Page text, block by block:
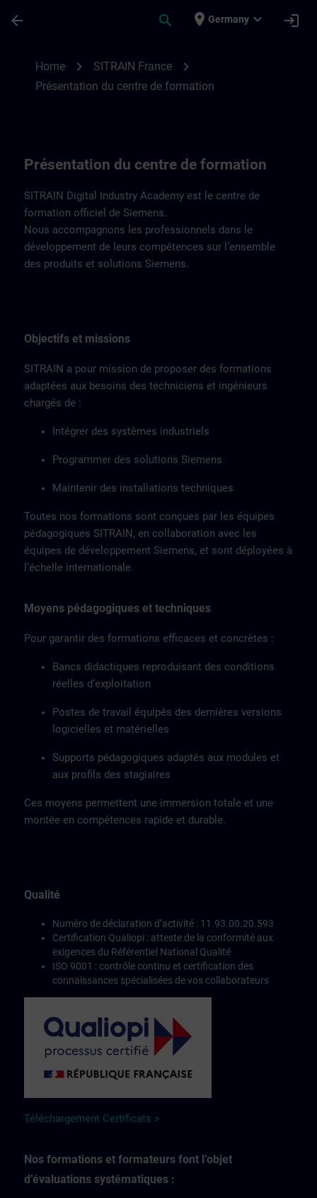
arrow_back search place Germany expand_more login
Home chevron_right SITRAIN France chevron_right
Présentation du centre de formation
Présentation du centre de formation
SITRAIN Digital Industry Academy est le centre de
formation officiel de Siemens.
Nous accompagnons les professionnels dans le
développement de leurs compétences sur l’ensemble
des produits et solutions Siemens.
Objectifs et missions
SITRAIN a pour mission de proposer des formations
adaptées aux besoins des techniciens et ingénieurs
chargés de :
Intégrer des systèmes industriels
Programmer des solutions Siemens
Maintenir des installations techniques
Toutes nos formations sont conçues par les équipes
pédagogiques SITRAIN, en collaboration avec les
équipes de développement Siemens, et sont déployées à
l’échelle internationale.
Moyens pédagogiques et techniques
Pour garantir des formations efficaces et concrètes :
Bancs didactiques reproduisant des conditions
réelles d’exploitation
Postes de travail équipés des dernières versions
logicielles et matérielles
Supports pédagogiques adaptés aux modules et
aux profils des stagiaires
Ces moyens permettent une immersion totale et une
montée en compétences rapide et durable.
Qualité
Numéro de déclaration d’activité : 11.93.00.20.593
Certification Qualiopi : atteste de la conformité aux
exigences du Référentiel National Qualité
ISO 9001 : contrôle continu et certification des
connaissances spécialisées de vos collaborateurs
Téléchargement Certificats >
Nos formations et formateurs font l’objet
d’évaluations systématiques :